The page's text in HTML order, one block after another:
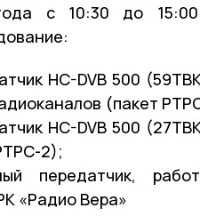
с 10:30 до
HC-DVB 500
(пакет
HC-DVB 500
2);
передатчик,
«Радио Вера»